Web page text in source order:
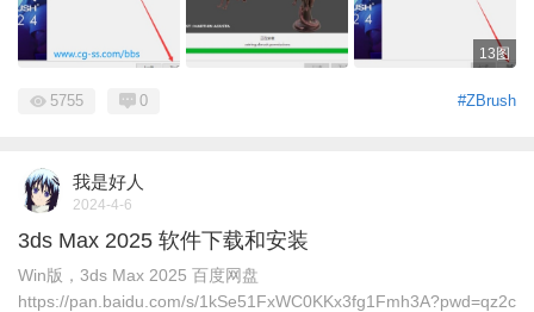
13图
#ZBrush
5755 0
我是好人
2024-4-6
3ds Max 2025 软件下载和安装
Win版，3ds Max 2025 百度网盘
https://pan.baidu.com/s/1kSe51FxWC0KKx3fg1Fmh3A?pwd=qz2c